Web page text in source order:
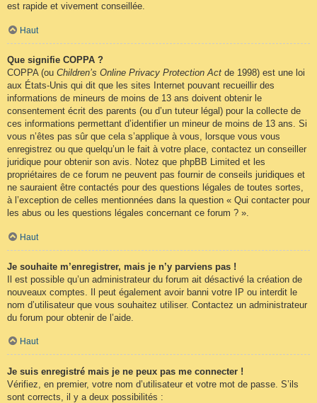
est rapide et vivement conseillée.
Haut
Que signifie COPPA ?
COPPA (ou Children’s Online Privacy Protection Act de 1998) est une loi
aux États-Unis qui dit que les sites Internet pouvant recueillir des
informations de mineurs de moins de 13 ans doivent obtenir le
consentement écrit des parents (ou d’un tuteur légal) pour la collecte de
ces informations permettant d’identifier un mineur de moins de 13 ans. Si
vous n’êtes pas sûr que cela s’applique à vous, lorsque vous vous
enregistrez ou que quelqu’un le fait à votre place, contactez un conseiller
juridique pour obtenir son avis. Notez que phpBB Limited et les
propriétaires de ce forum ne peuvent pas fournir de conseils juridiques et
ne sauraient être contactés pour des questions légales de toutes sortes,
à l’exception de celles mentionnées dans la question « Qui contacter pour
les abus ou les questions légales concernant ce forum ? ».
Haut
Je souhaite m’enregistrer, mais je n’y parviens pas !
Il est possible qu’un administrateur du forum ait désactivé la création de
nouveaux comptes. Il peut également avoir banni votre IP ou interdit le
nom d’utilisateur que vous souhaitez utiliser. Contactez un administrateur
du forum pour obtenir de l’aide.
Haut
Je suis enregistré mais je ne peux pas me connecter !
Vérifiez, en premier, votre nom d’utilisateur et votre mot de passe. S’ils
sont corrects, il y a deux possibilités :